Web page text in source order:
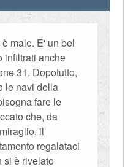
male. E' un bel
infiltrati anche
31. Dopotutto,
le navi della
fare le
che, da
il
regalataci
si è rivelato